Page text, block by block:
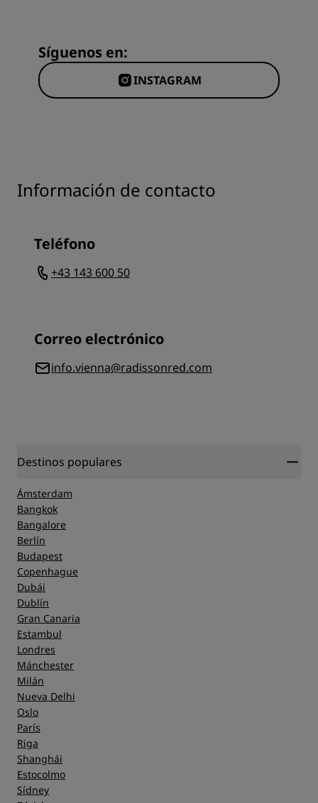
Síguenos en:
INSTAGRAM
Información de contacto
Teléfono
+43 143 600 50
Correo electrónico
info.vienna@radissonred.com
Destinos populares
Ámsterdam
Bangkok
Bangalore
Berlín
Budapest
Copenhague
Dubái
Dublín
Gran Canaria
Estambul
Londres
Mánchester
Milán
Nueva Delhi
Oslo
París
Riga
Shanghái
Estocolmo
Sídney